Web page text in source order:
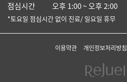
점심시간
오후 1:00 ~ 오후 2:00
*토요일 점심시간 없이 진료/ 일요일 휴무
이용약관 개인정보처리방침